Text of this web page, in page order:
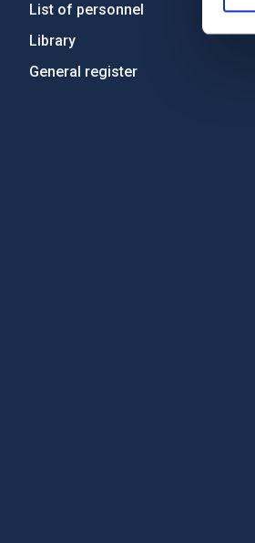
List of personnel
Library
General register